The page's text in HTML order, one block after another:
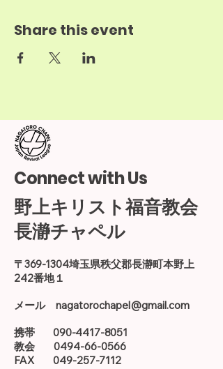
Share this event
Connect with Us
野上キリスト福音教会
長瀞チャペル
〒369-1304埼玉県秩父郡長瀞町本野上
242番地１
メール nagatorochapel@gmail.com
携帯 090-4417-8051
教会 0494-66-0566
FAX 049-257-7112